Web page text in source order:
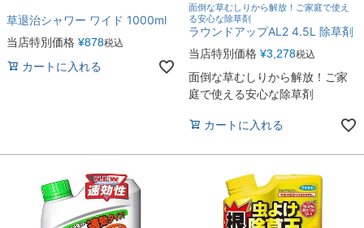
草退治シャワー ワイド 1000ml
当店特別価格 ¥878税込
カートに入れる
面倒な草むしりから解放！ご家庭で使え
る安心な除草剤
ラウンドアップAL2 4.5L 除草剤
当店特別価格 ¥3,278税込
面倒な草むしりから解放！ご家
庭で使える安心な除草剤
カートに入れる